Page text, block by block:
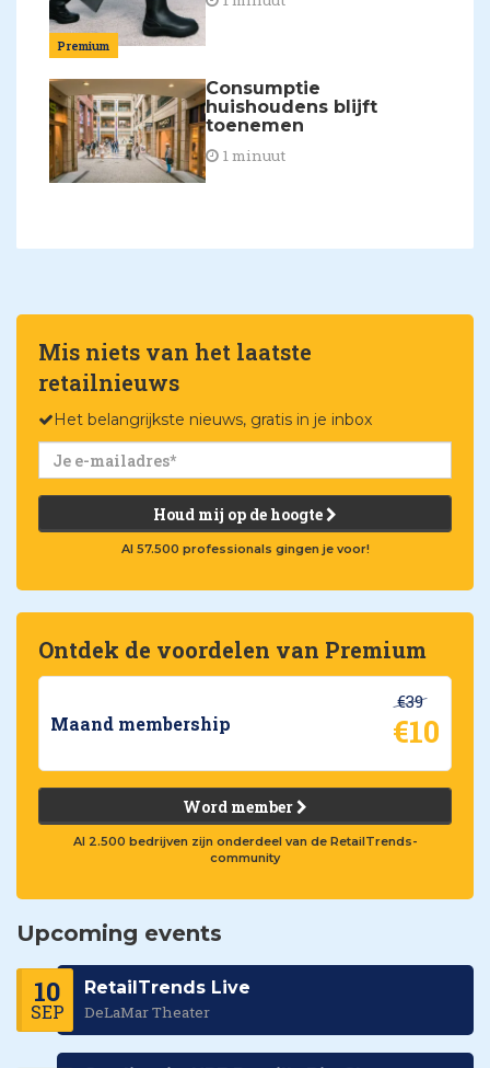
Premium
Consumptie
huishoudens blijft
toenemen
1 minuut
Mis niets van het laatste
retailnieuws
Het belangrijkste nieuws, gratis in je inbox
Houd mij op de hoogte
Al 57.500 professionals gingen je voor!
Ontdek de voordelen van Premium
Maand membership
€39
€10
Word member
Al 2.500 bedrijven zijn onderdeel van de RetailTrends-
community
Upcoming events
10
SEP
RetailTrends Live
DeLaMar Theater